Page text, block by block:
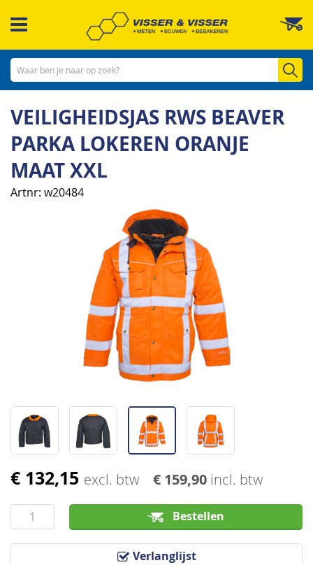
naar
inhoud
VEILIGHEIDSJAS RWS BEAVER
PARKA LOKEREN ORANJE
MAAT XXL
Artnr w20484
€ 132,15 excl. btw € 159,90 incl. btw
Bestellen
Verlanglijst
Ga
het
begin
van